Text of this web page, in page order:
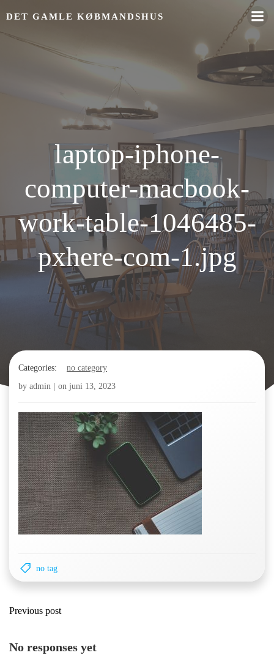
til
DET GAMLE KØBMANDSHUS
laptop-iphone-
computer-macbook-
work-table-1046485-
pxhere-com-1.jpg
Categories:
no category
by admin on juni 13, 2023
no tag
Post
navigation
Previous post
No responses yet